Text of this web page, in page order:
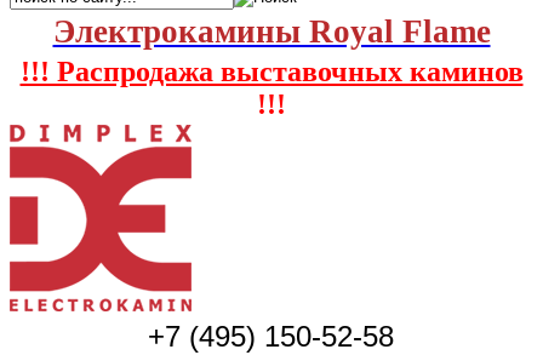
Электрокамины Royal Flame
!!! Распродажа выставочных каминов
!!!
+7 (495) 150-52-58